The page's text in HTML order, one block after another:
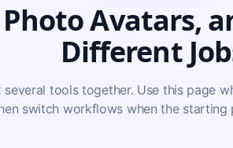
Avatars,
Different
several tools together. Use this page
switch workflows when the starting